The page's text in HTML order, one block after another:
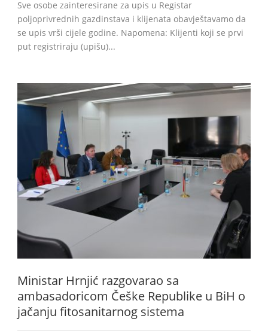
Sve osobe zainteresirane za upis u Registar
poljoprivrednih gazdinstava i klijenata obavještavamo da
se upis vrši cijele godine. Napomena: Klijenti koji se prvi
put registriraju (upišu)...
Ministar Hrnjić razgovarao sa
ambasadoricom Češke Republike u BiH o
jačanju fitosanitarnog sistema